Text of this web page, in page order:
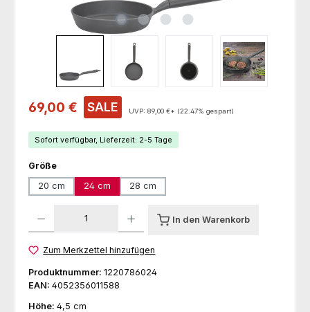
Verkaufspreis:
69,00 € SALE UVP: 89,00 €* (22.47% gespart)
Sofort verfügbar, Lieferzeit: 2-5 Tage
Größeauswählen
20 cm
24 cm 28 cm
In den Warenkorb
Zum Merkzettel hinzufügen
Produktnummer: 1220786024
EAN: 4052356011588
Höhe: 4,5 cm